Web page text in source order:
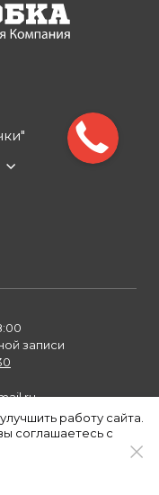
записи
каркасных домов.
работу сайта.
соглашаетесь с